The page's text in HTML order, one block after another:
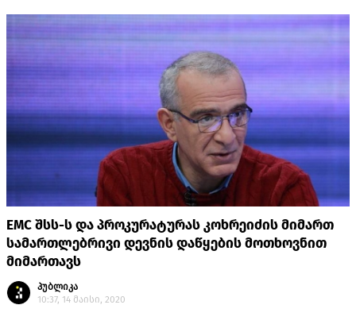
EMC შსს-ს და პროკურატურას კოხრეიძის მიმართ
სამართლებრივი დევნის დაწყების მოთხოვნით
მიმართავს
პუბლიკა
10:37, 14 მაისი, 2020